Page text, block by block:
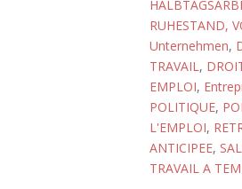
RUHESTAND,
Unternehmen,
TRAVAIL,
EMPLOI,
POLITIQUE,
L'EMPLOI,
ANTICIPEE,
TRAVAIL A